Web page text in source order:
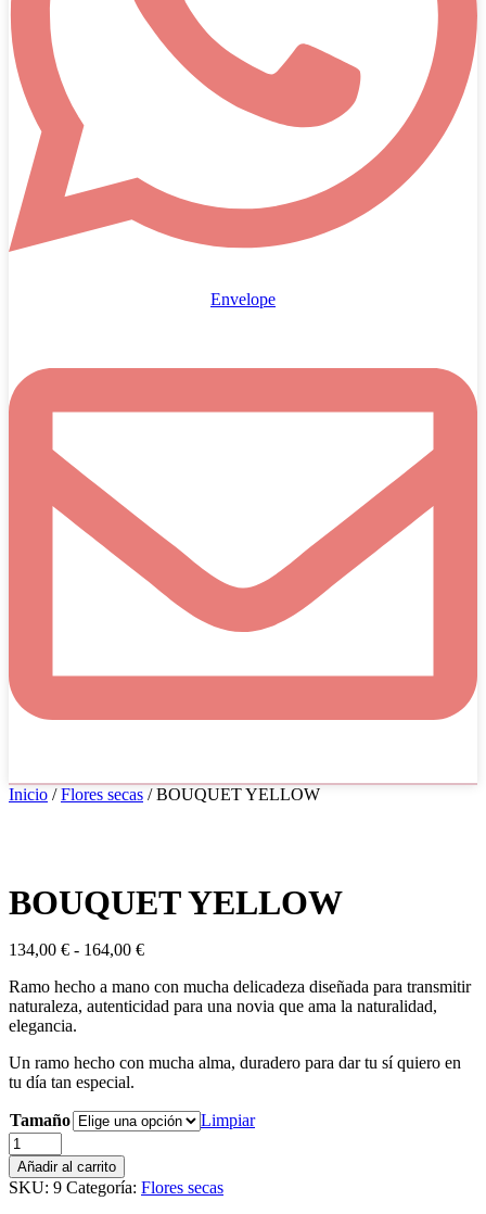
Envelope
Inicio /Flores secas / BOUQUET YELLOW
BOUQUET YELLOW
134,00 € - 164,00 €Rango
precios:
desde
164,00 €
Ramo hecho a mano con mucha delicadeza diseñada para transmitir
naturaleza, autenticidad para una novia que ama la naturalidad,
elegancia.
Un ramo hecho con mucha alma, duradero para dar tu sí quiero en
tu día tan especial.
Tamaño
Limpiar
BOUQUET
YELLOW
cantidad
Añadir al carrito
SKU: 9 Categoría: Flores secas